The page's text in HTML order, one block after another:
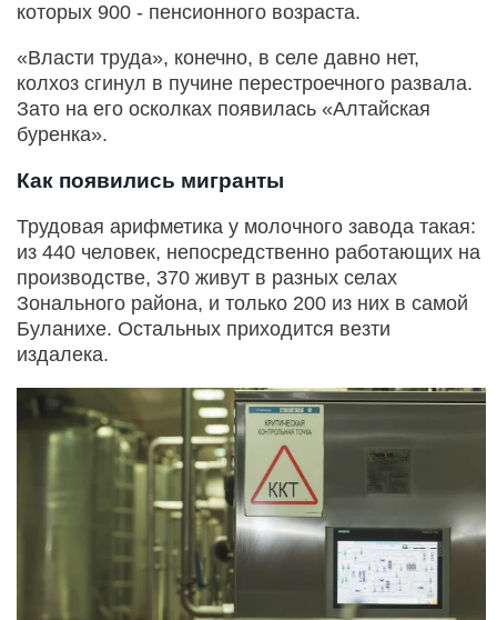
которых 900 - пенсионного возраста.
«Власти труда», конечно, в селе давно нет,
колхоз сгинул в пучине перестроечного развала.
Зато на его осколках появилась «Алтайская
буренка».
Как появились мигранты
Трудовая арифметика у молочного завода такая:
из 440 человек, непосредственно работающих на
производстве, 370 живут в разных селах
Зонального района, и только 200 из них в самой
Буланихе. Остальных приходится везти
издалека.